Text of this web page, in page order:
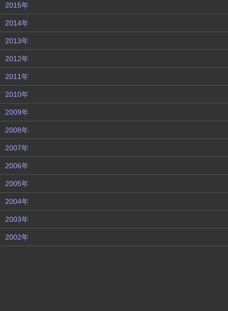
2015年
2014年
2013年
2012年
2011年
2010年
2009年
2008年
2007年
2006年
2005年
2004年
2003年
2002年